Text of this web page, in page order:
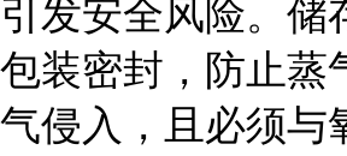
引发安全风险。储
包装密封，防止蒸
气侵入，且必须与